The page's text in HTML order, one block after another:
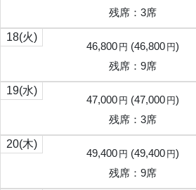
残席：3席
18(火)
46,800 円 (46,800 円)
残席：9席
19(水)
47,000 円 (47,000 円)
残席：3席
20(木)
49,400 円 (49,400 円)
残席：9席